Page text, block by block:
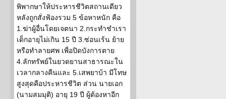
พิพากษาให้ประหารชีวิตสถานเดียว
หลังถูกสั่งฟ้องรวม 5 ข้อหาหนัก คือ
1.ฆ่าผู้อื่นโดยเจตนา 2.กระทำชำเรา
เด็กอายุไม่เกิน 15 ปี 3.ซ่อนเร้น ย้าย
หรือทำลายศพ เพื่อปิดบังการตาย
4.ลักทรัพย์ในยวดยานสาธารณะใน
เวลากลางคืนและ 5.เสพยาบ้า มีโทษ
สูงสุดคือประหารชีวิต ส่วน นายเอก
(นามสมมุติ) อายุ 19 ปี ผู้ต้องหาอีก